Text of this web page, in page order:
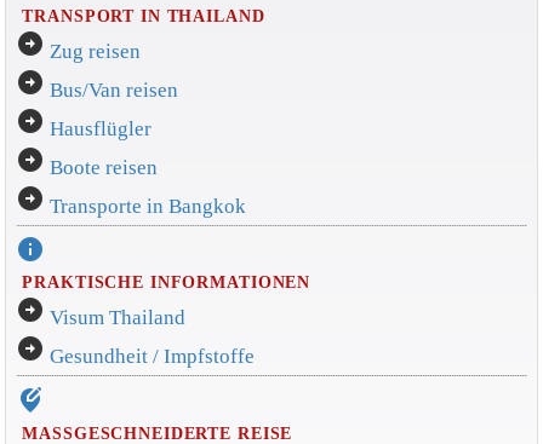
TRANSPORT IN THAILAND
arrow_circle_right Zug reisen
arrow_circle_right Bus/Van reisen
arrow_circle_right Hausflügler
arrow_circle_right Boote reisen
arrow_circle_right Transporte in Bangkok
info
PRAKTISCHE INFORMATIONEN
arrow_circle_right Visum Thailand
arrow_circle_right Gesundheit / Impfstoffe
edit_location_alt
MASSGESCHNEIDERTE REISE